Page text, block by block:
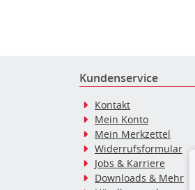
Kundenservice
Kontakt
Mein Konto
Mein Merkzettel
Widerrufsformular
Jobs & Karriere
Downloads & Mehr